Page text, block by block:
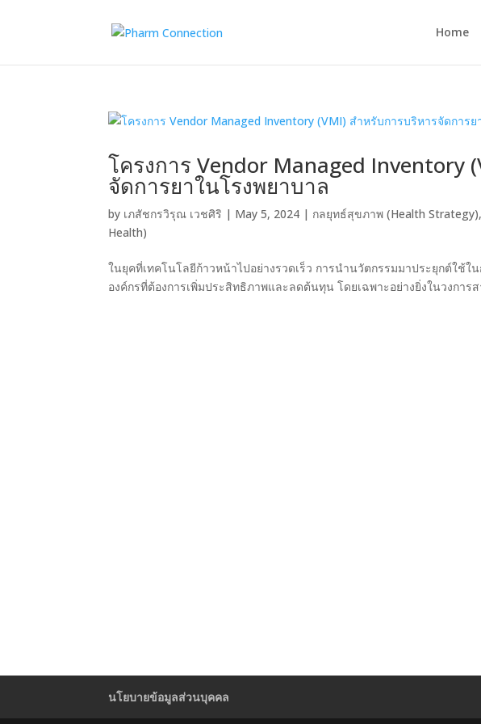
Home
โครงการ Vendor Managed Inventory
จัดการยาในโรงพยาบาล
by เภสัชกรวิรุณ เวชศิริ | May 5, 2024 | กลยุทธ์สุขภาพ (Health Strategy)
Health)
ในยุคที่เทคโนโลยีก้าวหน้าไปอย่างรวดเร็ว การนำนวัตกรรมมาประยุกต์ใช้ใ
องค์กรที่ต้องการเพิ่มประสิทธิภาพและลดต้นทุน โดยเฉพาะอย่างยิ่งในวงการ
นโยบายข้อมูลส่วนบุคคล